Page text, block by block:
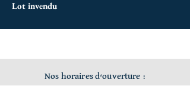
Lot invendu
Nos horaires d'ouverture :